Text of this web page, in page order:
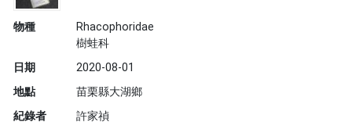
物種
Rhacophoridae
樹蛙科
日期
2020-08-01
地點
苗栗縣大湖鄉
紀錄者
許家禎